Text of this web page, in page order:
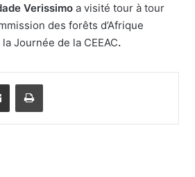
Verissimo a visité tour à tour
des forêts d’Afrique
Journée de la CEEAC.
Share via Email Print